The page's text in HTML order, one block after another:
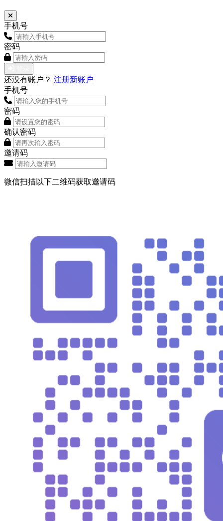
手机号
密码
还没有账户？ 注册新账户
手机号
密码
确认密码
邀请码
微信扫描以下二维码获取邀请码